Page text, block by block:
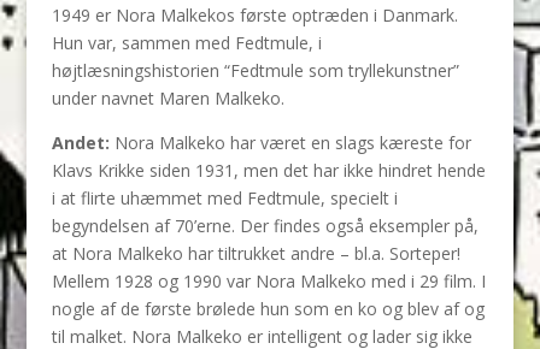
1949 er Nora Malkekos første optræden i Danmark.
Hun var, sammen med Fedtmule, i
højtlæsningshistorien “Fedtmule som tryllekunstner”
under navnet Maren Malkeko.
Andet: Nora Malkeko har været en slags kæreste for
Klavs Krikke siden 1931, men det har ikke hindret hende
i at flirte uhæmmet med Fedtmule, specielt i
begyndelsen af 70’erne. Der findes også eksempler på,
at Nora Malkeko har tiltrukket andre – bl.a. Sorteper!
Mellem 1928 og 1990 var Nora Malkeko med i 29 film. I
nogle af de første brølede hun som en ko og blev af og
til malket. Nora Malkeko er intelligent og lader sig ikke